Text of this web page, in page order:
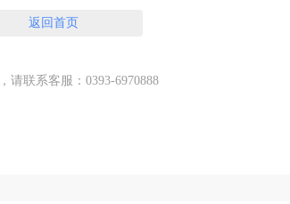
返回首页
请联系客服：0393-6970888